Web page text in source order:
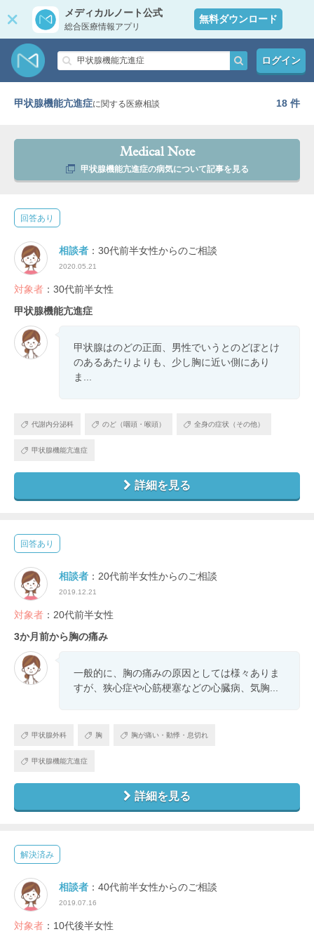
メディカルノート公式
総合医療情報アプリ
無料ダウンロード
ログイン
甲状腺機能亢進症に関する医療相談 18 件
Medical Note
甲状腺機能亢進症の病気について記事を見る
回答あり
相談者 ：30代前半女性からのご相談
2020.05.21
対象者 ：30代前半女性
甲状腺機能亢進症
甲状腺はのどの正面、男性でいうとのどぼとけ
のあるあたりよりも、少し胸に近い側にあり
ま...
代謝内分泌科 のど（咽頭・喉頭） 全身の症状（その他）
甲状腺機能亢進症
詳細を見る
回答あり
相談者 ：20代前半女性からのご相談
2019.12.21
対象者 ：20代前半女性
3か月前から胸の痛み
一般的に、胸の痛みの原因としては様々ありま
すが、狭心症や心筋梗塞などの心臓病、気胸...
甲状腺外科 胸 胸が痛い・動悸・息切れ
甲状腺機能亢進症
詳細を見る
解決済み
相談者 ：40代前半女性からのご相談
2019.07.16
対象者 ：10代後半女性